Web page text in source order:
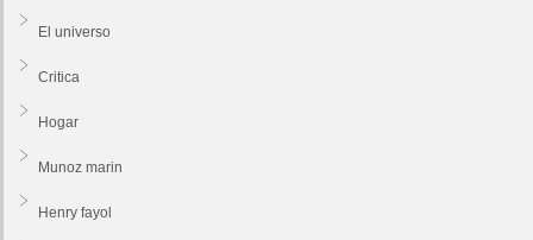
El universo
Critica
Hogar
Munoz marin
Henry fayol